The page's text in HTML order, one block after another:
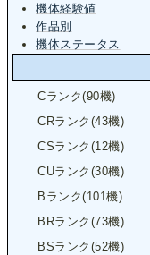
機体経験値
作品別
機体ステータス
Cランク(90機)
CRランク(43機)
CSランク(12機)
CUランク(30機)
Bランク(101機)
BRランク(73機)
BSランク(52機)